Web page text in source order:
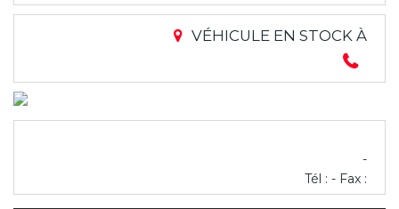
VÉHICULE EN STOCK À
-
Tél : - Fax :